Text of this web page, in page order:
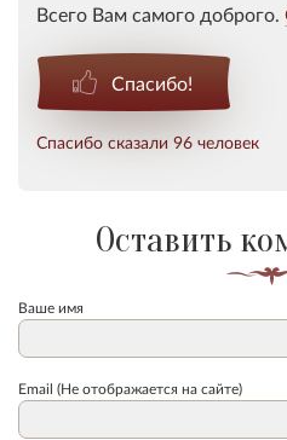
Всего Вам самого доброго.
Спасибо!
Спасибо сказали 96 человек
Оставить
Ваше имя
Email (Не отображается на сайте)